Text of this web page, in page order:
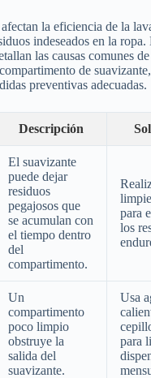
la eficiencia de la
indeseados en la ropa.
las causas comunes de
de
preventivas adecuadas.
Descripción
El suavizante
puede dejar
residuos
pegajosos que
se acumulan con
el tiempo dentro
del
compartimento.
para
los
Un
compartimento
poco limpio
obstruye la
salida del
suavizante.
Usa
para